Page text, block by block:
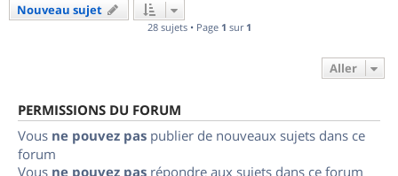
Nouveau sujet
28 sujets • Page 1 sur 1
Aller
PERMISSIONS DU FORUM
Vous ne pouvez pas publier de nouveaux sujets dans ce
forum
Vous ne pouvez pas répondre aux sujets dans ce forum